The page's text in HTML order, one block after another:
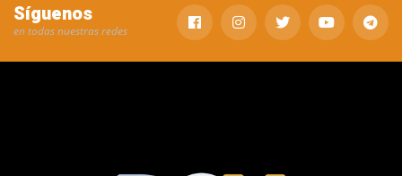
Síguenos
en todas nuestras redes